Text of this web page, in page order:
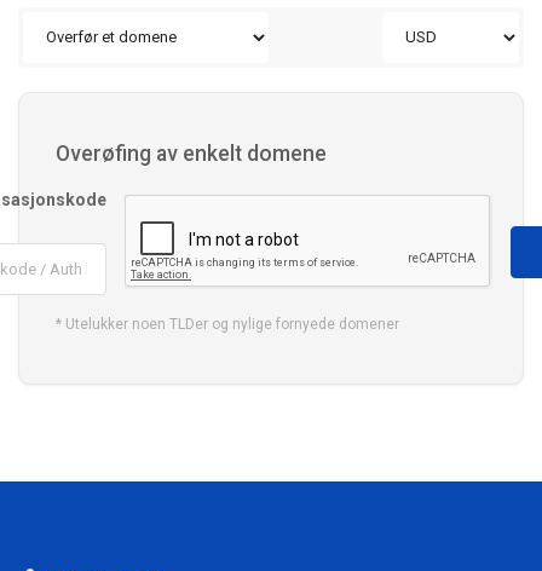
Overøfing av enkelt domene
* Utelukker noen TLDer og nylige fornyede domener